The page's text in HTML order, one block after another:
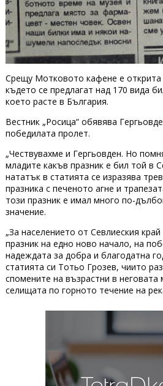
Срещу Мотковото кафене е открита
където се предлагат над 170 вида
което расте в България.
Вестник „Росица“ обявява
победилата пролет.
„Чествувахме и Гергьовден. Но
младите какъв празник е бил той в
нататък в статията се изразява
празника с печеното агне и
този празник е имал много по-
значение.
„За населението от Севлиеския
празник на едно ново начало, на
надеждата за добра и благодатна
статията си Тотьо Грозев, чиито
спомените на възрастни в неговата
селищата по горното течение на